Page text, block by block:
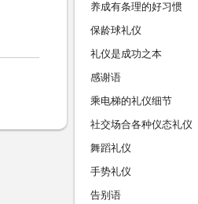
养成有条理的好习惯
保龄球礼仪
礼仪是成功之本
感谢语
乘电梯的礼仪细节
社交场合各种仪态礼仪
舞蹈礼仪
手势礼仪
告别语